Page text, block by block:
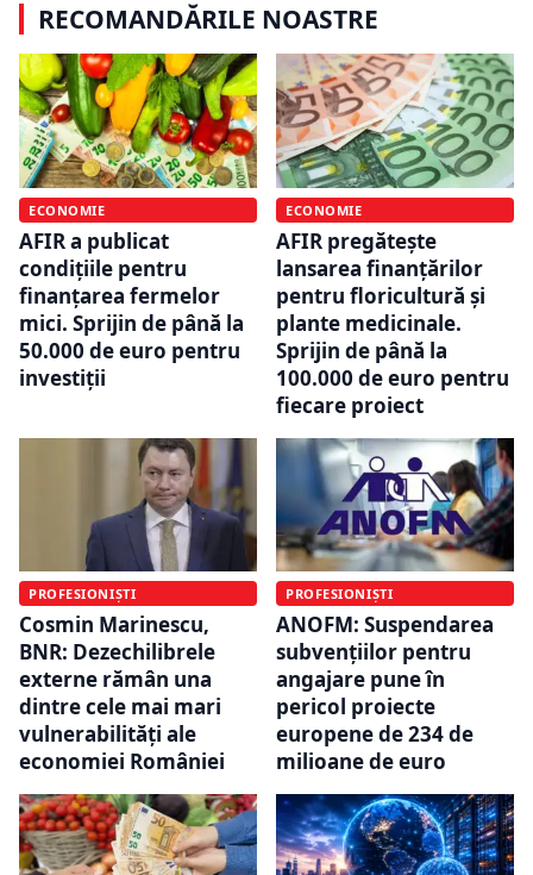
RECOMANDĂRILE NOASTRE
ECONOMIE
AFIR a publicat
condițiile pentru
finanțarea fermelor
mici. Sprijin de până la
50.000 de euro pentru
investiții
ECONOMIE
AFIR pregătește
lansarea finanțărilor
pentru floricultură și
plante medicinale.
Sprijin de până la
100.000 de euro pentru
fiecare proiect
PROFESIONIȘTI
Cosmin Marinescu,
BNR: Dezechilibrele
externe rămân una
dintre cele mai mari
vulnerabilități ale
economiei României
PROFESIONIȘTI
ANOFM: Suspendarea
subvențiilor pentru
angajare pune în
pericol proiecte
europene de 234 de
milioane de euro